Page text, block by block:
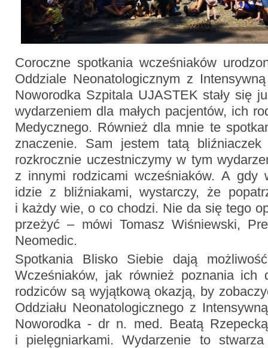
Coroczne spotkania wcześniaków
Oddziale Neonatologicznym z
Noworodka Szpitala UJASTEK stały się
wydarzeniem dla małych pacjentów, ich
Medycznego. Również dla mnie te
znaczenie. Sam jestem tatą
rozkrocznie uczestniczymy w tym
z innymi rodzicami wcześniaków. A gdy
idzie z bliźniakami, wystarczy, że
i każdy wie, o co chodzi. Nie da się tego
przeżyć – mówi Tomasz Wiśniewski,
Neomedic.
Spotkania Blisko Siebie dają
Wcześniaków, jak również poznania ich
rodziców są wyjątkową okazją, by
Oddziału Neonatologicznego z
Noworodka - dr n. med. Beatą
i pielęgniarkami. Wydarzenie to